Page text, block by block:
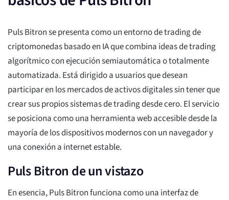
Puls Bitron se presenta como un entorno de trading de
criptomonedas basado en IA que combina ideas de trading
algorítmico con ejecución semiautomática o totalmente
automatizada. Está dirigido a usuarios que desean
participar en los mercados de activos digitales sin tener que
crear sus propios sistemas de trading desde cero. El servicio
se posiciona como una herramienta web accesible desde la
mayoría de los dispositivos modernos con un navegador y
una conexión a internet estable.
Puls Bitron de un vistazo
En esencia, Puls Bitron funciona como una interfaz de